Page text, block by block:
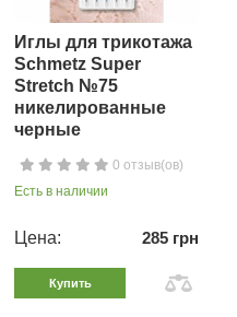
Иглы для трикотажа
Schmetz Super
Stretch №75
никелированные
черные
0 отзыв(ов)
Есть в наличии
Цена: 285 грн
Купить